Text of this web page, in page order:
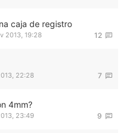
caja de registro
12
2013, 19:28
7
22:28
4mm?
9
23:49